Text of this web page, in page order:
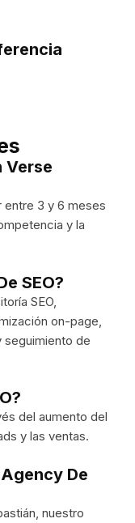
Verse
entre 3 y 6 meses
y la
SEO?
SEO,
on-page,
seguimiento de
del aumento del
y las ventas.
De
nuestro